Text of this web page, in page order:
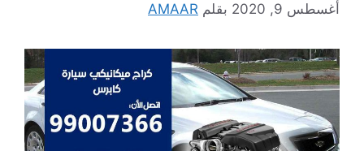
أغسطس 9, 2020 بقلم AMAAR